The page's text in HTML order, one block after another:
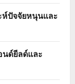
ห์ปัจจัยหนุนและ
นด์ยีลด์และ